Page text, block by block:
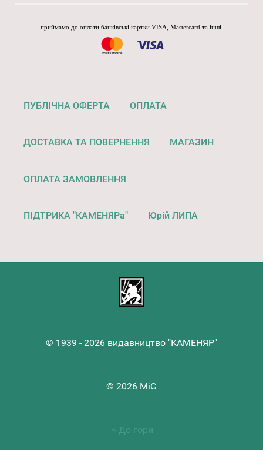
приймамо до оплати банківські картки VISA, Mastercard та інші.
ПУБЛІЧНА ОФЕРТА ОПЛАТА
ДОСТАВКА ТА ПОВЕРНЕННЯ МАГАЗИН
ОПЛАТА ЗАМОВЛЕННЯ
ПІДТРИКА "КАМЕНЯРа" Юрій ЛИПА
© 1939 - 2026 видавництво "КАМЕНЯР"
© 2026 MiG
До гори